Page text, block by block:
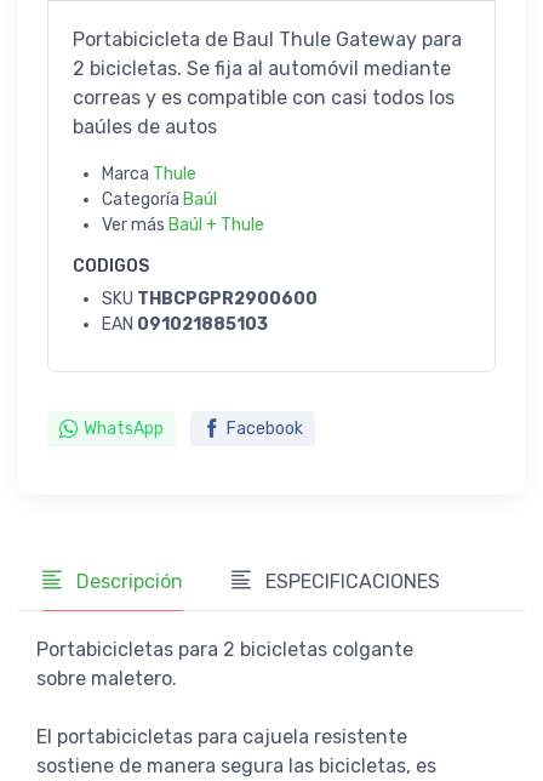
Portabicicleta de Baul Thule Gateway para
2 bicicletas. Se fija al automóvil mediante
correas y es compatible con casi todos los
baúles de autos
Marca Thule
Categoría Baúl
Ver más Baúl + Thule
CODIGOS
SKU THBCPGPR2900600
EAN 091021885103
WhatsApp Facebook
Descripción ESPECIFICACIONES
Portabicicletas para 2 bicicletas colgante
sobre maletero.
El portabicicletas para cajuela resistente
sostiene de manera segura las bicicletas, es